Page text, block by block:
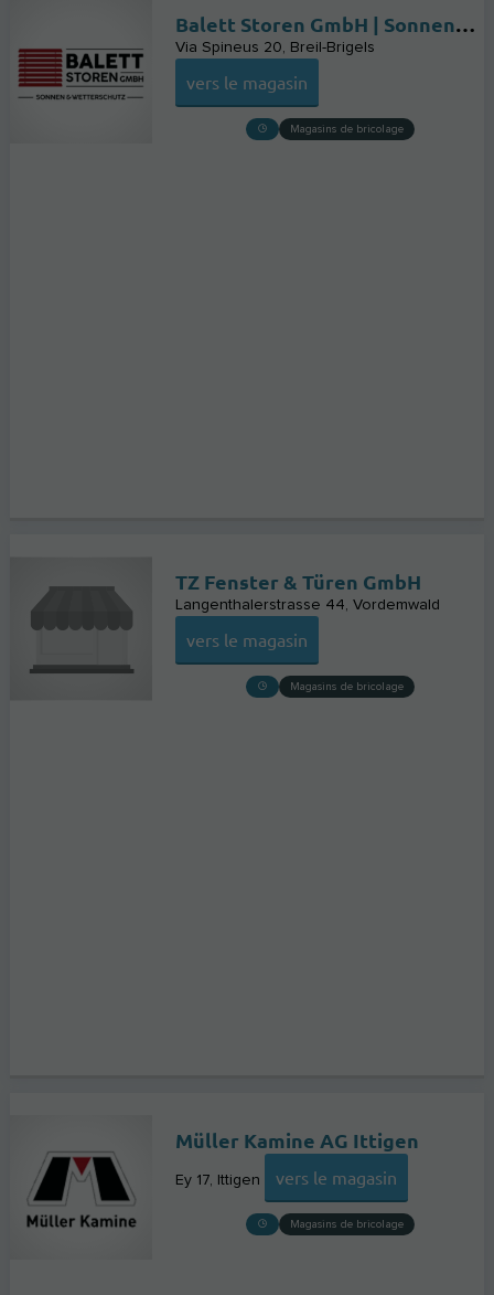
Balett Storen GmbH | Sonnenschutzsysteme und Reparaturen jeglicher Marken
Via Spineus 20 Breil-Brigels
vers le magasin
Magasins de bricolage
TZ Fenster & Türen GmbH
Langenthalerstrasse 44 Vordemwald
vers le magasin
Magasins de bricolage
Müller Kamine AG Ittigen
Ey 17 Ittigen vers le magasin
Magasins de bricolage